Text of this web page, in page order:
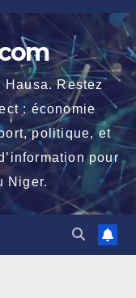
Hausa. Restez
: économie
politique, et
pour
Niger.